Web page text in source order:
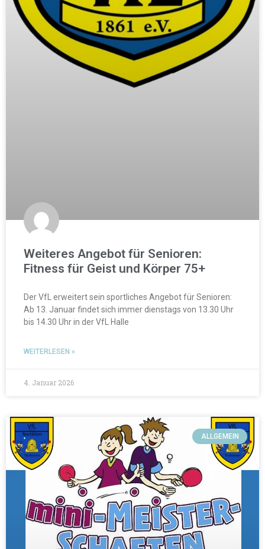
Weiteres Angebot für Senioren:
Fitness für Geist und Körper 75+
Der VfL erweitert sein sportliches Angebot für Senioren:
Ab 13. Januar findet sich immer dienstags von 13.30 Uhr
bis 14.30 Uhr in der VfL Halle
WEITERLESEN »
4. Januar 2026
ALLGEMEIN